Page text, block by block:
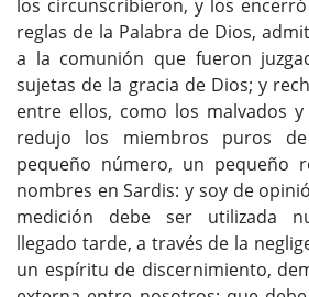
los circunscribieron, y los
reglas de la Palabra de Dios,
a la comunión que fueron
sujetas de la gracia de Dios; y
entre ellos, como los malvados y
redujo los miembros puros
pequeño número, un pequeño
nombres en Sardis: y soy de
medición debe ser utilizada
llegado tarde, a través de la
un espíritu de discernimiento,